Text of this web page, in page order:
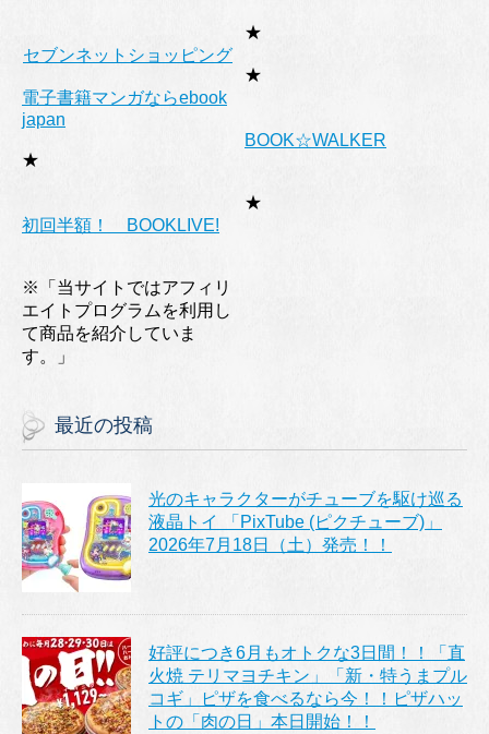
★
セブンネットショッピング
★
電子書籍マンガならebook
japan
★
BOOK☆WALKER
★
初回半額！ BOOKLIVE!
※「当サイトではアフィリ
エイトプログラムを利用し
て商品を紹介していま
す。」
最近の投稿
光のキャラクターがチューブを駆け巡る
液晶トイ 「PixTube (ピクチューブ)」
2026年7月18日（土）発売！！
好評につき6月もオトクな3日間！！「直
火焼 テリマヨチキン」「新・特うまプル
コギ」ピザを食べるなら今！！ピザハッ
トの「肉の日」本日開始！！